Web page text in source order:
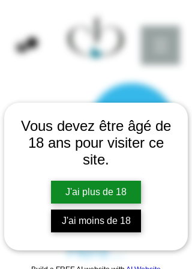
Vous devez être âgé de
18 ans pour visiter ce
site.
J'ai plus de 18
J'ai moins de 18
There’s Nothing
Here...